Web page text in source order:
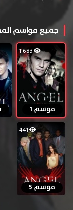
جميع مواسم
1٬683
موسم 1
441
موسم 5